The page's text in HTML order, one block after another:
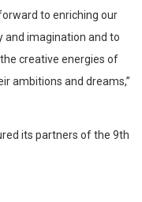
to enriching our
and imagination and to
creative energies of
ambitions and dreams,”
its partners of the 9th